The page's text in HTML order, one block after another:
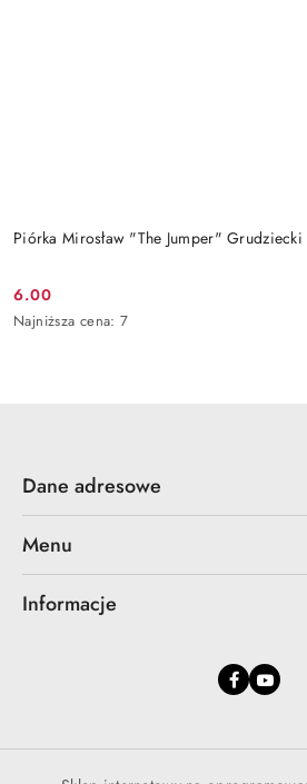
Piórka Mirosław "The Jumper"
Cena
promocyjna:
6.00
Najniższa
Najniższa cena: 7
Dane adresowe
Menu
Informacje